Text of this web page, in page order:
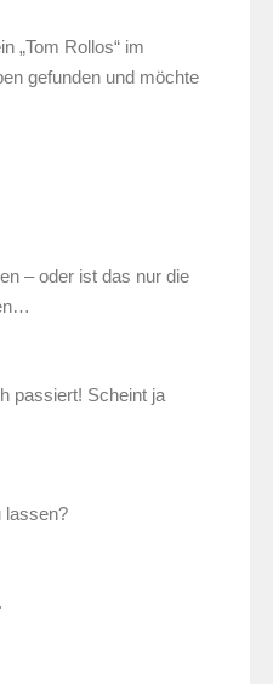
„Tom Rollos“ im
gefunden und möchte
– oder ist das nur die
passiert! Scheint ja
lassen?